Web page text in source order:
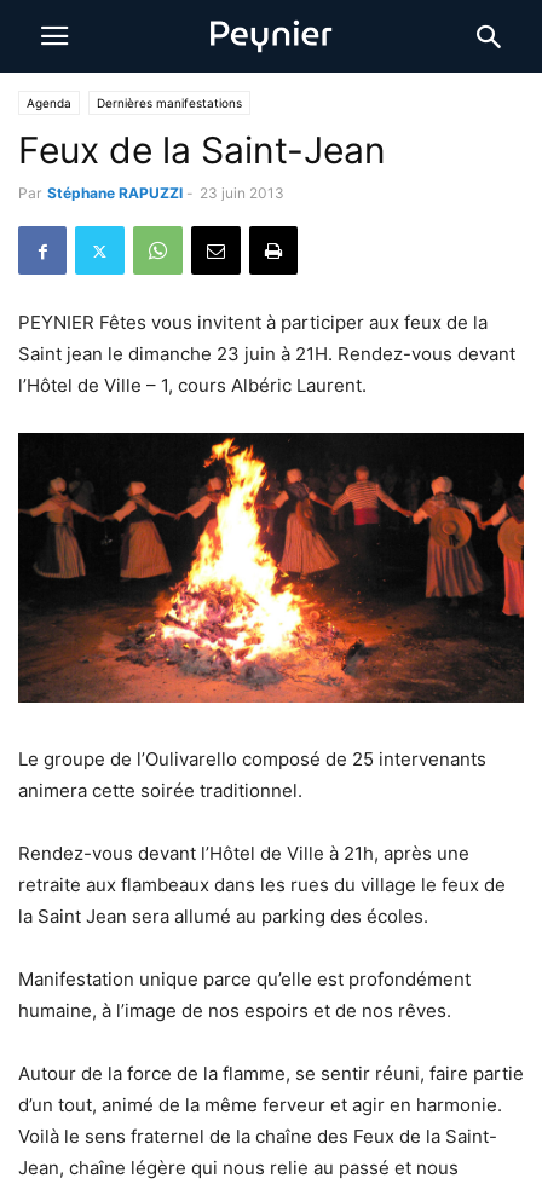
Agenda Dernières manifestations
Feux de la Saint-Jean
Par Stéphane RAPUZZI - 23 juin 2013
PEYNIER Fêtes vous invitent à participer aux feux de la
Saint jean le dimanche 23 juin à 21H. Rendez-vous devant
l’Hôtel de Ville – 1, cours Albéric Laurent.
Le groupe de l’Oulivarello composé de 25 intervenants
animera cette soirée traditionnel.
Rendez-vous devant l’Hôtel de Ville à 21h, après une
retraite aux flambeaux dans les rues du village le feux de
la Saint Jean sera allumé au parking des écoles.
Manifestation unique parce qu’elle est profondément
humaine, à l’image de nos espoirs et de nos rêves.
Autour de la force de la flamme, se sentir réuni, faire partie
d’un tout, animé de la même ferveur et agir en harmonie.
Voilà le sens fraternel de la chaîne des Feux de la Saint-
Jean, chaîne légère qui nous relie au passé et nous